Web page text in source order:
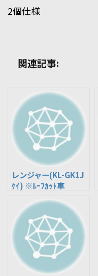
2個仕様
関連記事:
レンジャー(KL-GK1J
ｹｲ) ※ﾙｰﾌｶｯﾄ車